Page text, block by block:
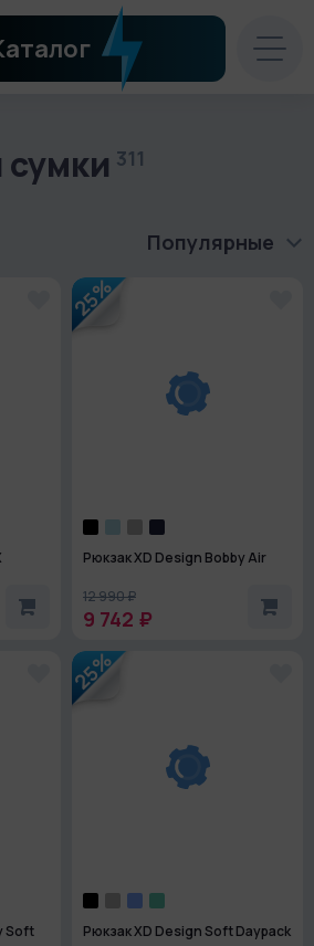
311
Популярные
25%
Рюкзак XD Design Bobby Air
12 990 ₽
9 742 ₽
Soft
25%
Рюкзак XD Design Soft Daypack